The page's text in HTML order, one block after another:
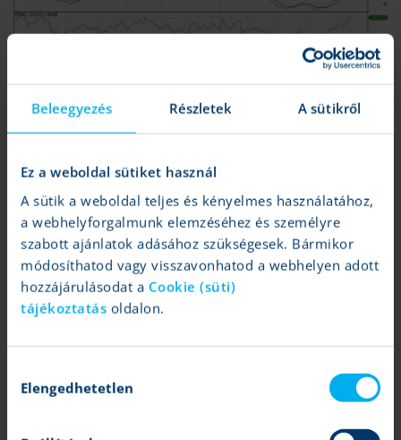
Beleegyezés Részletek A sütikről
Ez a weboldal sütiket használ
A sütik a weboldal teljes és kényelmes használatához,
a webhelyforgalmunk elemzéséhez és személyre
szabott ajánlatok adásához szükségesek. Bármikor
módosíthatod vagy visszavonhatod a webhelyen adott
hozzájárulásodat a Cookie (süti)
tájékoztatás oldalon.
kiválasztása
Elengedhetetlen
A heti grafikonon látszik csak igazán, hogy mennyire fontos
elkövetkezendő években is meghatározó védelmi vonal lehet. Az
emelkedő trendet akár az MACD vételbe fordulása is segítheti
megszokott 50-70 közötti zónába.
A TSMC ADR heti grafikonja (2025. 05. 16. nyitás előtt)